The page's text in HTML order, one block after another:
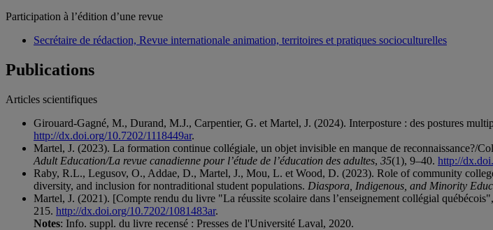
Participation à l’édition d’une revue
Secrétaire de rédaction, Revue internationale animation, territoires et pratiques socioculturelles
Publications
Articles scientifiques
Girouard-Gagné, M., Durand, M.J., Carpentier, G. et Martel, J. (2024). Interposture : des postures
http://dx.doi.org/10.7202/1118449ar.
Martel, J. (2023). La formation continue collégiale, un objet invisible en manque de reconnaissance?/
Adult Education/La revue canadienne pour l’étude de l’éducation des adultes, 35(1), 9–40. http://
Raby, R.L., Legusov, O., Addae, D., Martel, J., Mou, L. et Wood, D. (2023). Role of community
diversity, and inclusion for nontraditional student populations. Diaspora, Indigenous, and Minority
Martel, J. (2021). [Compte rendu du livre "La réussite scolaire dans l’enseignement collégial
215. http://dx.doi.org/10.7202/1081483ar.
Notes: Info. suppl. du livre recensé : Presses de l'Université Laval, 2020.